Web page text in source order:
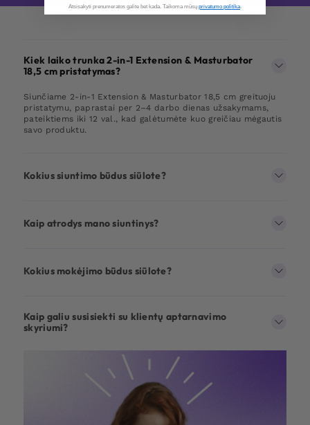
Kiek laiko trunka 2-in-1 Extension & Masturbator
18,5 cm pristatymas?
Siunčiame 2-in-1 Extension & Masturbator 18,5 cm greituoju
pristatymu, paprastai per 2–4 darbo dienas užsakymams,
pateiktiems iki 12 val., kad galėtumėte kuo greičiau mėgautis
savo produktu.
Kokius siuntimo būdus siūlote?
Kaip atrodys mano siuntinys?
Kokius mokėjimo būdus siūlote?
Kaip galiu susisiekti su klientų aptarnavimo
skyriumi?
Atsisakyti prenumeratos galite bet kada. Taikoma mūsų privatumo politika